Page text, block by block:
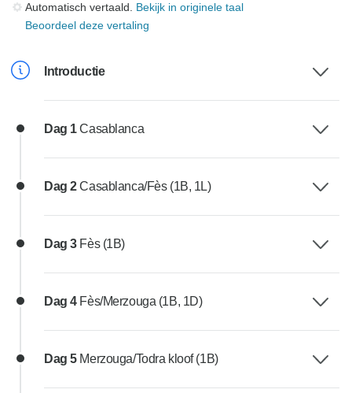
Automatisch vertaald. Bekijk in originele taal
Beoordeel deze vertaling
Introductie
Dag 1Casablanca
Dag 2Casablanca/Fès (1B, 1L)
Dag 3 Fès (1B)
Dag 4 Fès/Merzouga (1B, 1D)
Dag 5 Merzouga/Todra kloof (1B)